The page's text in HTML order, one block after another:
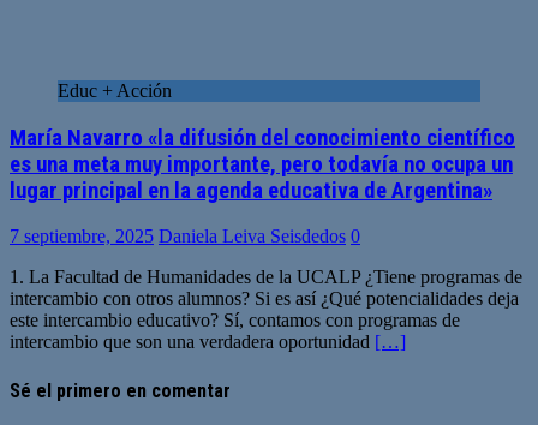
Educ + Acción
María Navarro «la difusión del conocimiento científico
es una meta muy importante, pero todavía no ocupa un
lugar principal en la agenda educativa de Argentina»
7 septiembre, 2025 Daniela Leiva Seisdedos 0
1. La Facultad de Humanidades de la UCALP ¿Tiene programas de
intercambio con otros alumnos? Si es así ¿Qué potencialidades deja
este intercambio educativo? Sí, contamos con programas de
intercambio que son una verdadera oportunidad […]
Sé el primero en comentar